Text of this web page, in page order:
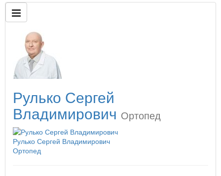
Рулько Сергей
Владимирович Ортопед
Рулько Сергей Владимирович
Ортопед